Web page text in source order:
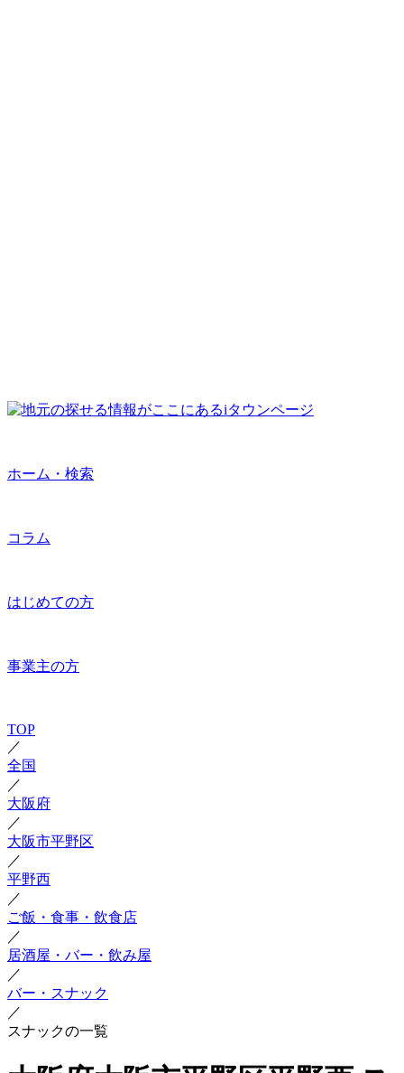
ホーム・検索
コラム
はじめての方
事業主の方
TOP
／
全国
／
大阪府
／
大阪市平野区
／
平野西
／
ご飯・食事・飲食店
／
居酒屋・バー・飲み屋
／
バー・スナック
／
スナックの一覧